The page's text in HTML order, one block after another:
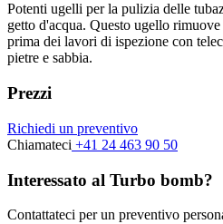
Potenti ugelli per la pulizia delle
getto d'acqua. Questo ugello
prima dei lavori di ispezione con
pietre e sabbia.
Prezzi
Richiedi un preventivo
Chiamateci +41 24 463 90 50
Interessato al Turbo bomb?
Contattateci per un preventivo